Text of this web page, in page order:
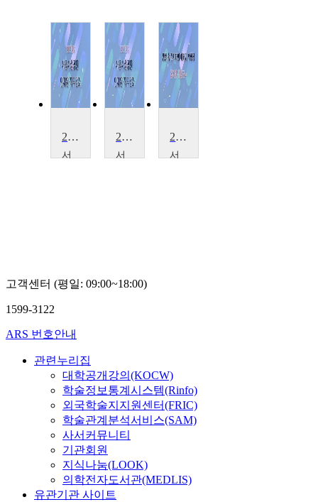
2021 서울시설공단 전기 직무교육
서
2021 서울시설공단 조경 직무교육
서
2021년 서울시설공단 전기 직무교육
서
고객센터 (평일: 09:00~18:00)
1599-3122
ARS 번호안내
관련누리집
대학공개강의(KOCW)
학술정보통계시스템(Rinfo)
외국학술지지원센터(FRIC)
학술관계분석서비스(SAM)
사서커뮤니티
기관회원
지식나눔(LOOK)
의학전자도서관(MEDLIS)
유관기관 사이트